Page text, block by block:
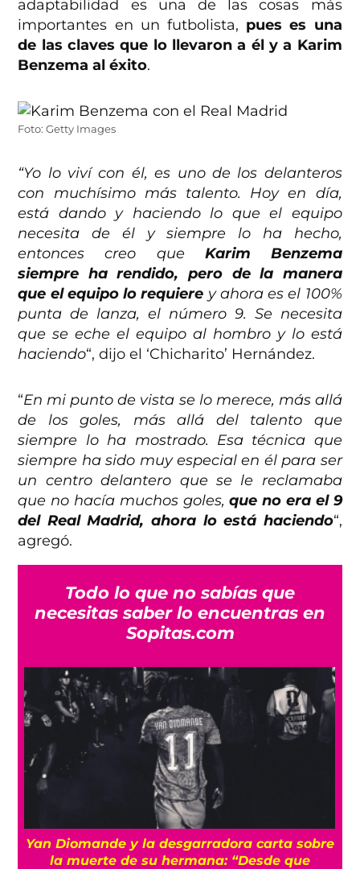
adaptabilidad es una de las cosas más
importantes en un futbolista, pues es una
de las claves que lo llevaron a él y a Karim
Benzema al éxito.
Foto: Getty Images
“Yo lo viví con él, es uno de los delanteros
con muchísimo más talento. Hoy en día,
está dando y haciendo lo que el equipo
necesita de él y siempre lo ha hecho,
entonces creo que Karim Benzema
siempre ha rendido, pero de la manera
que el equipo lo requiere y ahora es el 100%
punta de lanza, el número 9. Se necesita
que se eche el equipo al hombro y lo está
haciendo“, dijo el ‘Chicharito’ Hernández.
“En mi punto de vista se lo merece, más allá
de los goles, más allá del talento que
siempre lo ha mostrado. Esa técnica que
siempre ha sido muy especial en él para ser
un centro delantero que se le reclamaba
que no hacía muchos goles,que no era el 9
del Real Madrid, ahora lo está haciendo“,
agregó.
Todo lo que no sabías que
necesitas saber lo encuentras en
Sopitas.com
Yan Diomande y la desgarradora carta sobre
la muerte de su hermana: “Desde que